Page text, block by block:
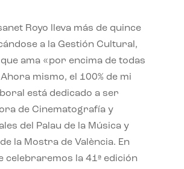
Royo lleva más de quince
a la Gestión Cultural,
ama «por encima de todas
mismo, el 100% de mi
está dedicado a ser
de Cinematografía y
del Palau de la Música y
la Mostra de València. En
celebraremos la 41ª edición